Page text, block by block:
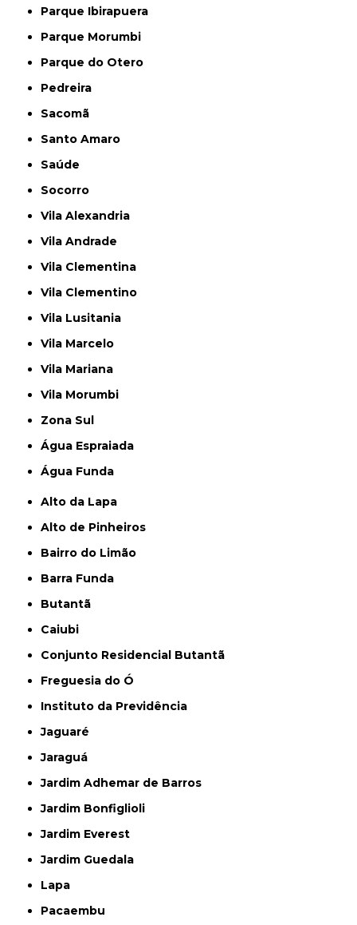
Parque Ibirapuera
Parque Morumbi
Parque do Otero
Pedreira
Sacomã
Santo Amaro
Saúde
Socorro
Vila Alexandria
Vila Andrade
Vila Clementina
Vila Clementino
Vila Lusitania
Vila Marcelo
Vila Mariana
Vila Morumbi
Zona Sul
Água Espraiada
Água Funda
Alto da Lapa
Alto de Pinheiros
Bairro do Limão
Barra Funda
Butantã
Caiubi
Conjunto Residencial Butantã
Freguesia do Ó
Instituto da Previdência
Jaguaré
Jaraguá
Jardim Adhemar de Barros
Jardim Bonfiglioli
Jardim Everest
Jardim Guedala
Lapa
Pacaembu